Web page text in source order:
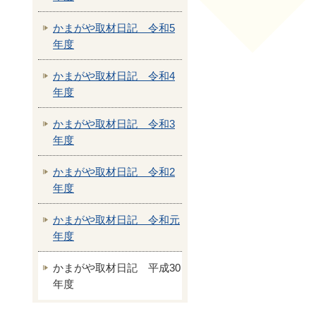
かまがや取材日記 令和5
年度
かまがや取材日記 令和4
年度
かまがや取材日記 令和3
年度
かまがや取材日記 令和2
年度
かまがや取材日記 令和元
年度
かまがや取材日記 平成30
年度